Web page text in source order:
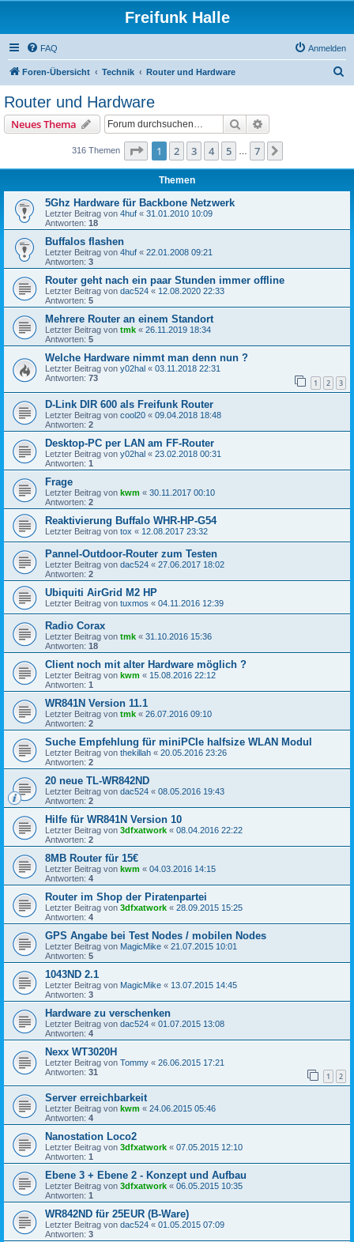
Freifunk Halle
FAQ Anmelden
Foren-Übersicht Technik Router und Hardware
Router und Hardware
Neues Thema Suche
316 Themen Seite 1von
1 2 3 4 5 7
Themen
5Ghz Hardware für Backbone Netzwerk
Letzter Beitrag von 4huf « 31.01.2010 10:09
Antworten: 18
Buffalos flashen
Letzter Beitrag von 4huf « 22.01.2008 09:21
Antworten: 3
Router geht nach ein paar Stunden immer offline
Letzter Beitrag von dac524 « 12.08.2020 22:33
Antworten: 5
Mehrere Router an einem Standort
Letzter Beitrag von tmk « 26.11.2019 18:34
Antworten: 5
Welche Hardware nimmt man denn nun ?
Letzter Beitrag von y02hal « 03.11.2018 22:31
Antworten: 73 1 2 3
D-Link DIR 600 als Freifunk Router
Letzter Beitrag von cool20 « 09.04.2018 18:48
Antworten: 2
Desktop-PC per LAN am FF-Router
Letzter Beitrag von y02hal « 23.02.2018 00:31
Antworten: 1
Frage
Letzter Beitrag von kwm « 30.11.2017 00:10
Antworten: 2
Reaktivierung Buffalo WHR-HP-G54
Letzter Beitrag von tox « 12.08.2017 23:32
Pannel-Outdoor-Router zum Testen
Letzter Beitrag von dac524 « 27.06.2017 18:02
Antworten: 2
Ubiquiti AirGrid M2 HP
Letzter Beitrag von tuxmos « 04.11.2016 12:39
Radio Corax
Letzter Beitrag von tmk « 31.10.2016 15:36
Antworten: 18
Client noch mit alter Hardware möglich ?
Letzter Beitrag von kwm « 15.08.2016 22:12
Antworten: 1
WR841N Version 11.1
Letzter Beitrag von tmk « 26.07.2016 09:10
Antworten: 2
Suche Empfehlung für miniPCIe halfsize WLAN Modul
Letzter Beitrag von thekillah « 20.05.2016 23:26
Antworten: 2
20 neue TL-WR842ND
Letzter Beitrag von dac524 « 08.05.2016 19:43
Antworten: 2
Hilfe für WR841N Version 10
Letzter Beitrag von 3dfxatwork « 08.04.2016 22:22
Antworten: 2
8MB Router für 15€
Letzter Beitrag von kwm « 04.03.2016 14:15
Antworten: 4
Router im Shop der Piratenpartei
Letzter Beitrag von 3dfxatwork « 28.09.2015 15:25
Antworten: 4
GPS Angabe bei Test Nodes / mobilen Nodes
Letzter Beitrag von MagicMike « 21.07.2015 10:01
Antworten: 5
1043ND 2.1
Letzter Beitrag von MagicMike « 13.07.2015 14:45
Antworten: 3
Hardware zu verschenken
Letzter Beitrag von dac524 « 01.07.2015 13:08
Antworten: 4
Nexx WT3020H
Letzter Beitrag von Tommy « 26.06.2015 17:21
Antworten: 31 1 2
Server erreichbarkeit
Letzter Beitrag von kwm « 24.06.2015 05:46
Antworten: 4
Nanostation Loco2
Letzter Beitrag von 3dfxatwork « 07.05.2015 12:10
Antworten: 1
Ebene 3 + Ebene 2 - Konzept und Aufbau
Letzter Beitrag von 3dfxatwork « 06.05.2015 10:35
Antworten: 1
WR842ND für 25EUR (B-Ware)
Letzter Beitrag von dac524 « 01.05.2015 07:09
Antworten: 3